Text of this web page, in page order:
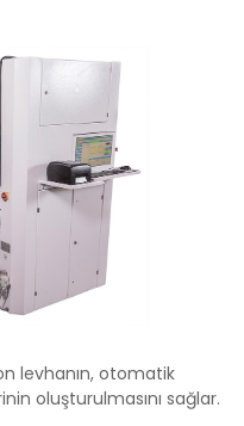
levhanın, otomatik
oluşturulmasını sağlar.